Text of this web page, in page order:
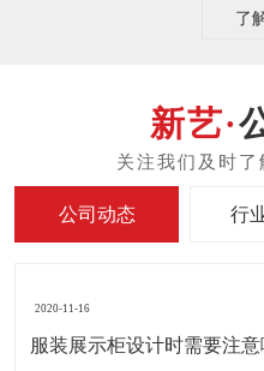
了
公司动态 行
2020-11-16
服装展示柜设计时需要注